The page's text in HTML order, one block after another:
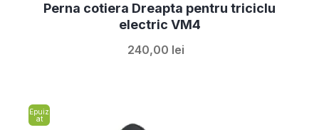
Perna cotiera Dreapta pentru triciclu
electric VM4
240,00 lei
Epuiz
at